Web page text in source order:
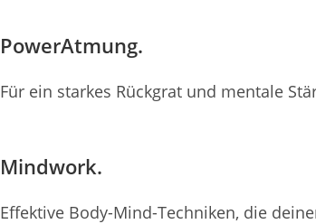
PowerAtmung.
Für ein starkes Rückgrat und mentale
Mindwork.
Effektive Body-Mind-Techniken, die